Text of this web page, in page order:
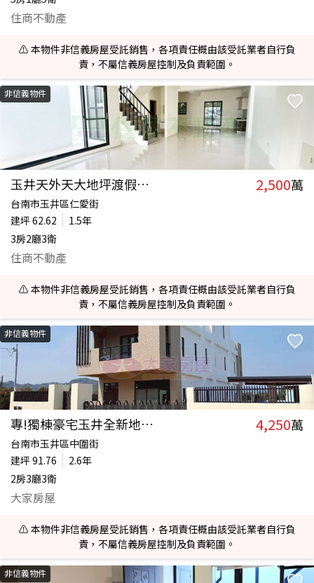
住商不動產
⚠️ 本物件非信義房屋受託銷售，各項責任概由該受託業者自行負
責，不屬信義房屋控制及負責範圍。
非信義物件
玉井天外天大地坪渡假透天 2,500萬
台南市玉井區仁愛街
建坪 62.62
1.5年
3房2廳3衛
住商不動產
⚠️ 本物件非信義房屋受託銷售，各項責任概由該受託業者自行負
責，不屬信義房屋控制及負責範圍。
非信義物件
專!獨棟豪宅玉井全新地172坪 4,250萬
台南市玉井區中圍街
建坪 91.76
2.6年
2房3廳3衛
大家房屋
⚠️ 本物件非信義房屋受託銷售，各項責任概由該受託業者自行負
責，不屬信義房屋控制及負責範圍。
非信義物件